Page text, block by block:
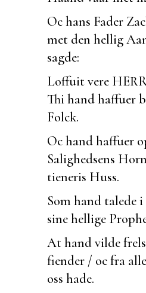
Oc hans Fader
met den hellig
sagde:
Loffuit vere
Thi hand haffuer
Folck.
Oc hand haffuer
Salighedsens
tieneris Huss.
Som hand talede
sine hellige
At hand vilde
fiender / oc fra
oss hade.